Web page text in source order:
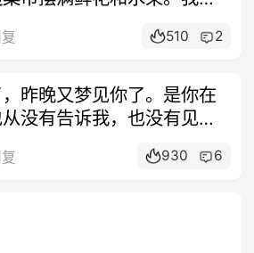
510 2
昨晚又梦见你了。是你在
没有告诉我，也没有见你
930 6